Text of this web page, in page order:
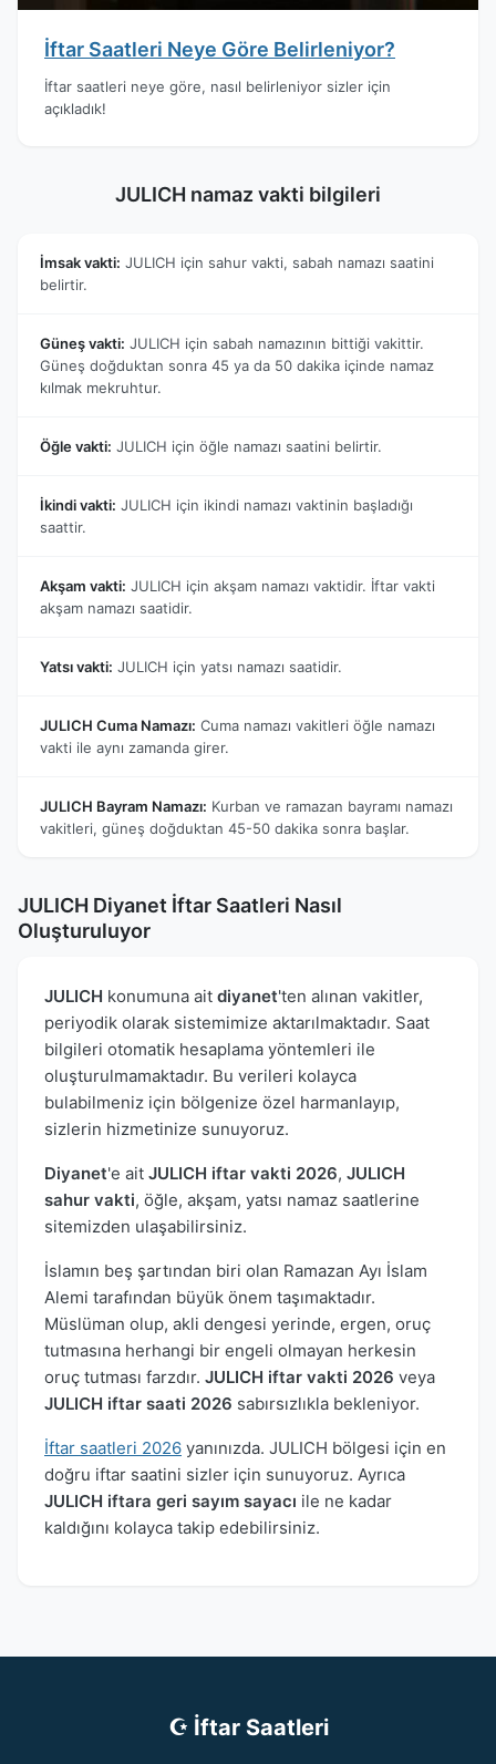
İftar Saatleri Neye Göre Belirleniyor?
İftar saatleri neye göre, nasıl belirleniyor sizler için
açıkladık!
JULICH namaz vakti bilgileri
İmsak vakti: JULICH için sahur vakti, sabah namazı saatini
belirtir.
Güneş vakti: JULICH için sabah namazının bittiği vakittir.
Güneş doğduktan sonra 45 ya da 50 dakika içinde namaz
kılmak mekruhtur.
Öğle vakti: JULICH için öğle namazı saatini belirtir.
İkindi vakti: JULICH için ikindi namazı vaktinin başladığı
saattir.
Akşam vakti: JULICH için akşam namazı vaktidir. İftar vakti
akşam namazı saatidir.
Yatsı vakti: JULICH için yatsı namazı saatidir.
JULICH Cuma Namazı: Cuma namazı vakitleri öğle namazı
vakti ile aynı zamanda girer.
JULICH Bayram Namazı: Kurban ve ramazan bayramı namazı
vakitleri, güneş doğduktan 45-50 dakika sonra başlar.
JULICH Diyanet İftar Saatleri Nasıl
Oluşturuluyor
JULICH konumuna ait diyanet'ten alınan vakitler,
periyodik olarak sistemimize aktarılmaktadır. Saat
bilgileri otomatik hesaplama yöntemleri ile
oluşturulmamaktadır. Bu verileri kolayca
bulabilmeniz için bölgenize özel harmanlayıp,
sizlerin hizmetinize sunuyoruz.
Diyanet'e ait JULICH iftar vakti 2026, JULICH
sahur vakti, öğle, akşam, yatsı namaz saatlerine
sitemizden ulaşabilirsiniz.
İslamın beş şartından biri olan Ramazan Ayı İslam
Alemi tarafından büyük önem taşımaktadır.
Müslüman olup, akli dengesi yerinde, ergen, oruç
tutmasına herhangi bir engeli olmayan herkesin
oruç tutması farzdır. JULICH iftar vakti 2026 veya
JULICH iftar saati 2026 sabırsızlıkla bekleniyor.
İftar saatleri 2026 yanınızda. JULICH bölgesi için en
doğru iftar saatini sizler için sunuyoruz. Ayrıca
JULICH iftara geri sayım sayacı ile ne kadar
kaldığını kolayca takip edebilirsiniz.
☪ İftar Saatleri